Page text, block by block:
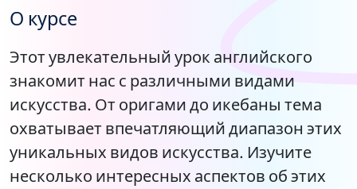
О курсе
Этот увлекательный урок английского
знакомит нас с различными видами
искусства. От оригами до икебаны тема
охватывает впечатляющий диапазон этих
уникальных видов искусства. Изучите
несколько интересных аспектов об этих